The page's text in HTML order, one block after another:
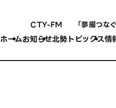
CTY-FM 「夢撮つな
ホームお知らせ北勢トピックス情